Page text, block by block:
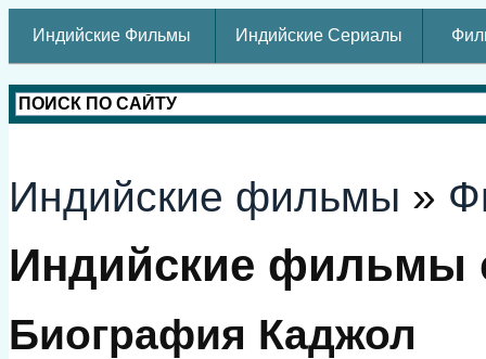
Индийские Фильмы Индийские Сериалы
Индийские фильмы »
Индийские фильмы
Биография Каджол